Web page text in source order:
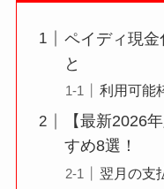
ペイディ現金
と
利用可能
【最新2026
すめ8選！
翌月の支